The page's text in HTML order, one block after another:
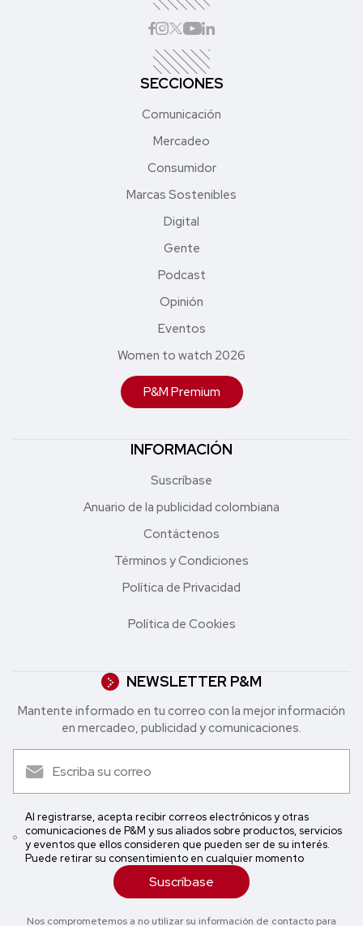
SECCIONES
Comunicación
Mercadeo
Consumidor
Marcas Sostenibles
Digital
Gente
Podcast
Opinión
Eventos
Women to watch 2026
P&M Premium
INFORMACIÓN
Suscríbase
Anuario de la publicidad colombiana
Contáctenos
Términos y Condiciones
Política de Privacidad
Política de Cookies
NEWSLETTER P&M
Mantente informado en tu correo con la mejor in formación
en mercadeo, publicidad y comunicaciones.
Al registrarse, acepta recibir correos electrónicos y otras
comunicaciones de P&M y sus aliados sobre productos, servicios
y eventos que ellos consideren que pueden ser de su interés.
Puede retirar su consentimiento en cualquier momento
Suscríbase
Nos comprometemos a no utilizar su información de contacto para